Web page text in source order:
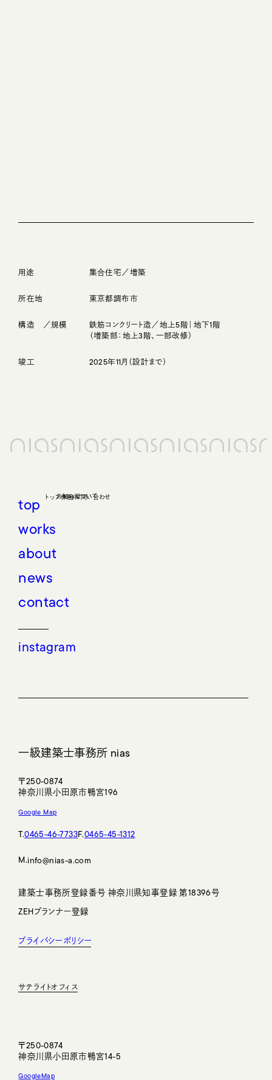
用途 集合住宅／増築
所在地 東京都調布市
構造 ／規模
鉄筋コンクリート造／地上5階｜地下1階
（増築部：地上3階、一部改修）
竣工 2025年11月（設計まで）
top
works
about
news
contact
instagram
一級建築士事務所 nias
〒250-0874
神奈川県小田原市鴨宮196
Google Map
T.0465-46-7733F.0465-45-1312
M. @nias-a.com
建築士事務所登録番号 神奈川県知事登録 第18396号
ZEHプランナー登録
プライバシーポリシー
サテライトオフィス
〒250-0874
神奈川県小田原市鴨宮14-5
GoogleMap